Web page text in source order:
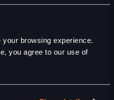
browsing experience.
you agree to our use of
Zandvoort aandoet,
het grootste sportevenement in
zijn de twee vrije trainingen
kwalificaties en de eerste race en